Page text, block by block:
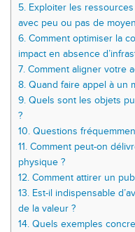
5. Exploiter les
avec peu ou pas de
6. Comment optimiser la
impact en absence
7. Comment aligner votre
8. Quand faire appel à un
9. Quels sont les objets
?
10. Questions
11. Comment peut-on
physique ?
12. Comment attirer un
13. Est-il indispensable
de la valeur ?
14. Quels exemples